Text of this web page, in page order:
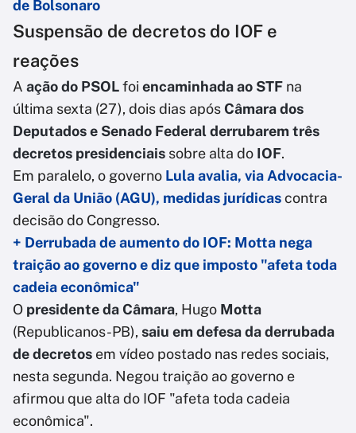
de Bolsonaro
Suspensão de decretos do IOF e
reações
A ação do PSOLfoi encaminhada ao STF na
última sexta (27), dois dias apósCâmara dos
Deputados e Senado Federal derrubarem três
decretos presidenciais sobre alta do IOF.
Em paralelo, o governo Lula avalia, via Advocacia-
Geral da União (AGU), medidas jurídicascontra
decisão do Congresso.
+ Derrubada de aumento do IOF: Motta nega
traição ao governo e diz que imposto "afeta toda
cadeia econômica"
O presidente da Câmara, Hugo Motta
(Republicanos-PB), saiu em defesa da derrubada
de decretos em vídeo postado nas redes sociais,
nesta segunda. Negou traição ao governo e
afirmou que alta do IOF "afeta toda cadeia
econômica".